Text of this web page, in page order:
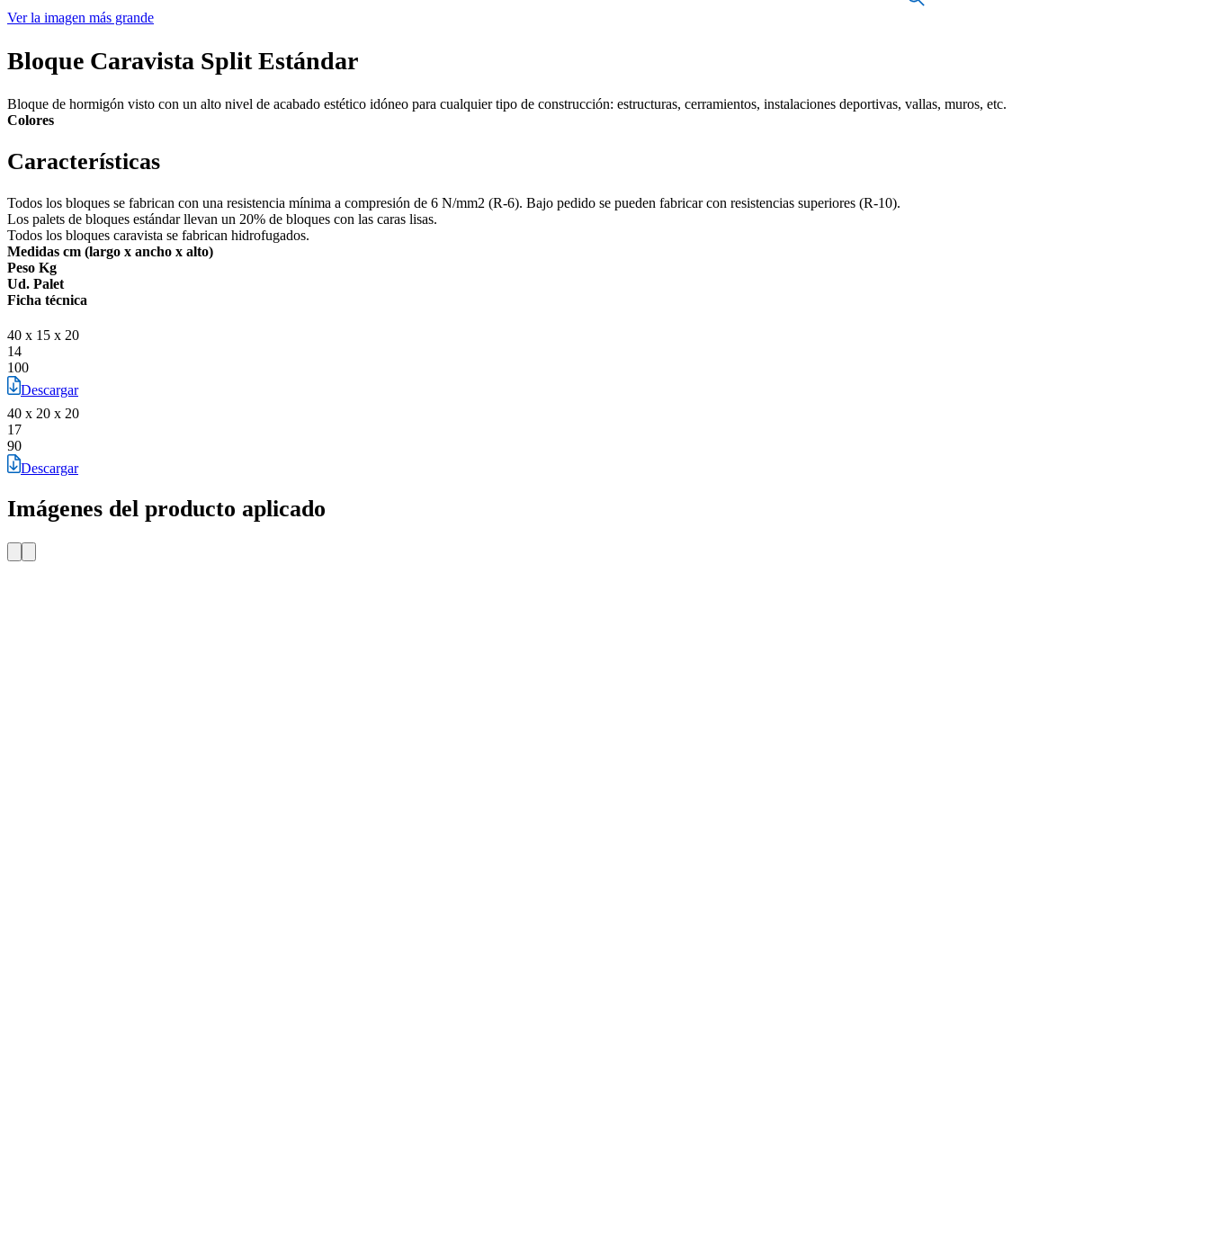
Ver la imagen más grande
Bloque Caravista Split Estándar
Bloque de hormigón visto con un alto nivel de acabado estético idóneo para cualquier tipo de construcción: estructuras, cerramientos, instalaciones deportivas, vallas, muros, etc.
Colores
Características
Todos los bloques se fabrican con una resistencia mínima a compresión de 6 N/mm2 (R-6). Bajo pedido se pueden fabricar con resistencias superiores (R-10).
Los palets de bloques estándar llevan un 20% de bloques con las caras lisas.
Todos los bloques caravista se fabrican hidrofugados.
Medidas cm (largo x ancho x alto)
Peso Kg
Ud. Palet
Ficha técnica
40 x 15 x 20
14
100
Descargar
40 x 20 x 20
17
90
Descargar
Imágenes del producto aplicado